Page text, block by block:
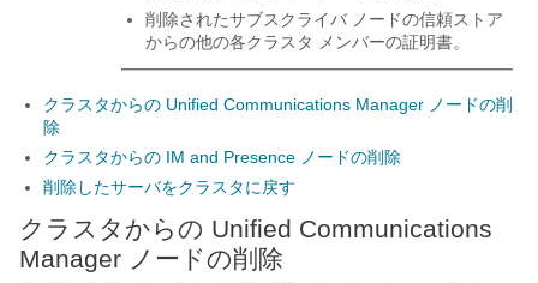
削除されたサブスクライバ ノードの信頼ストア
からの他の各クラスタ メンバーの証明書。
クラスタからの Unified Communications Manager ノードの削
除
クラスタからの IM and Presence ノードの削除
削除したサーバをクラスタに戻す
クラスタからの Unified Communications
Manager ノードの削除